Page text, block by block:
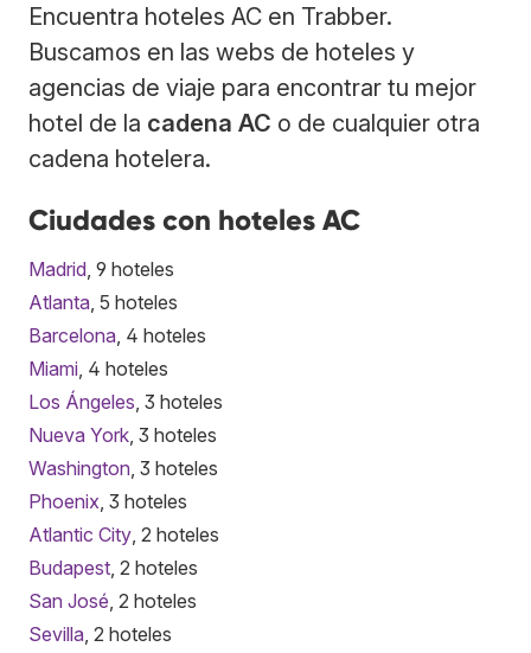
Encuentra hoteles AC en Trabber.
Buscamos en las webs de hoteles y
agencias de viaje para encontrar tu mejor
hotel de la cadena AC o de cualquier otra
cadena hotelera.
Ciudades con hoteles AC
Madrid , 9 hoteles
Atlanta , 5 hoteles
Barcelona , 4 hoteles
Miami , 4 hoteles
Los Ángeles , 3 hoteles
Nueva York , 3 hoteles
Washington , 3 hoteles
Phoenix , 3 hoteles
Atlantic City , 2 hoteles
Budapest , 2 hoteles
San José , 2 hoteles
Sevilla , 2 hoteles